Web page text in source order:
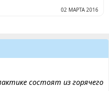
02 МАРТА 2016
состоят из горячего